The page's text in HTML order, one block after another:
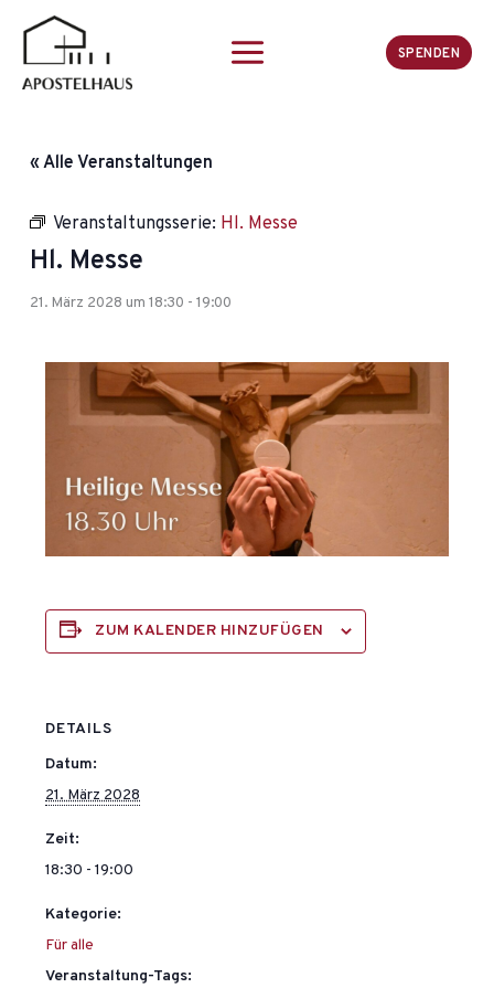
springen
SPENDEN
« Alle Veranstaltungen
Veranstaltungsserie: Hl. Messe
Hl. Messe
21. März 2028 um 18:30 -19:00
ZUM KALENDER HINZUFÜGEN
DETAILS
Datum:
21. März 2028
Zeit:
18:30 - 19:00
Kategorie:
Für alle
Veranstaltung-Tags: